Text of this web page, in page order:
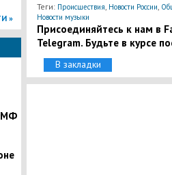
»
Теги: Происшествия Новости России
Новости музыки
Присоединяйтесь к нам в
Telegram. Будьте в курсе
В закладки